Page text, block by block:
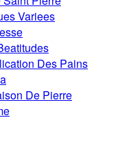
Variees
Des Pains
De Pierre